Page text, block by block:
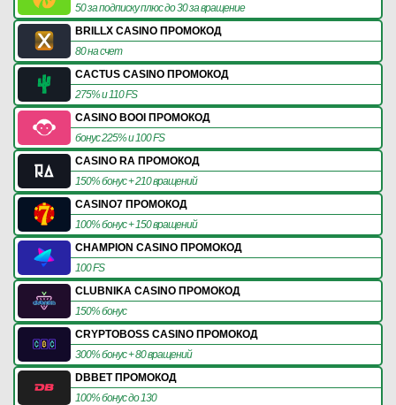
50 за подписку плюс до 30 за вращение
BRILLX CASINO ПРОМОКОД
80 на счет
CACTUS CASINO ПРОМОКОД
275% и 110 FS
CASINO BOOI ПРОМОКОД
бонус 225% и 100 FS
CASINO RA ПРОМОКОД
150% бонус + 210 вращений
CASINO7 ПРОМОКОД
100% бонус + 150 вращений
CHAMPION CASINO ПРОМОКОД
100 FS
CLUBNIKA CASINO ПРОМОКОД
150% бонус
CRYPTOBOSS CASINO ПРОМОКОД
300% бонус + 80 вращений
DBBET ПРОМОКОД
100% бонус до 130